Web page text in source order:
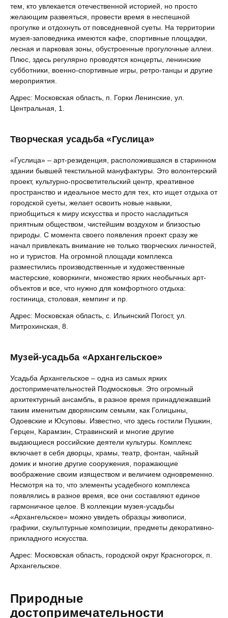
тем, кто увлекается отечественной историей, но просто
желающим развеяться, провести время в неспешной
прогулке и отдохнуть от повседневной суеты. На территории
музея-заповедника имеются кафе, спортивные площадки,
лесная и парковая зоны, обустроенные прогулочные аллеи.
Плюс, здесь регулярно проводятся концерты, ленинские
субботники, военно-спортивные игры, ретро-танцы и другие
мероприятия.
Адрес: Московская область, п. Горки Ленинские, ул.
Центральная, 1.
Творческая усадьба «Гуслица»
«Гуслица» – арт-резиденция, расположившаяся в старинном
здании бывшей текстильной мануфактуры. Это волонтерский
проект, культурно-просветительский центр, креативное
пространство и идеальное место для тех, кто ищет отдыха от
городской суеты, желает освоить новые навыки,
приобщиться к миру искусства и просто насладиться
приятным обществом, чистейшим воздухом и близостью
природы. С момента своего появления проект сразу же
начал привлекать внимание не только творческих личностей,
но и туристов. На огромной площади комплекса
разместились производственные и художественные
мастерские, коворкинги, множество ярких необычных арт-
объектов и все, что нужно для комфортного отдыха:
гостиница, столовая, кемпинг и пр.
Адрес: Московская область, с. Ильинский Погост, ул.
Митрохинская, 8.
Музей-усадьба «Архангельское»
Усадьба Архангельское – одна из самых ярких
достопримечательностей Подмосковья. Это огромный
архитектурный ансамбль, в разное время принадлежавший
таким именитым дворянским семьям, как Голицыны,
Одоевские и Юсуповы. Известно, что здесь гостили Пушкин,
Герцен, Карамзин, Стравинский и многие другие
выдающиеся российские деятели культуры. Комплекс
включает в себя дворцы, храмы, театр, фонтан, чайный
домик и многие другие сооружения, поражающие
воображение своим изяществом и величием одновременно.
Несмотря на то, что элементы усадебного комплекса
появлялись в разное время, все они составляют единое
гармоничное целое. В коллекции музея-усадьбы
«Архангельское» можно увидеть образцы живописи,
графики, скульптурные композиции, предметы декоративно-
прикладного искусства.
Адрес: Московская область, городской округ Красногорск, п.
Архангельское.
Природные
достопримечательности